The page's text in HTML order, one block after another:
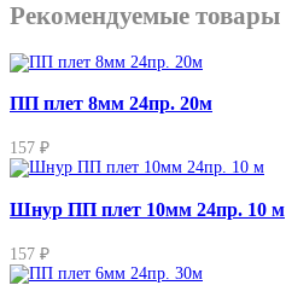
Рекомендуемые товары
ПП плет 8мм 24пр. 20м
157 ₽
Шнур ПП плет 10мм 24пр. 10 м
157 ₽